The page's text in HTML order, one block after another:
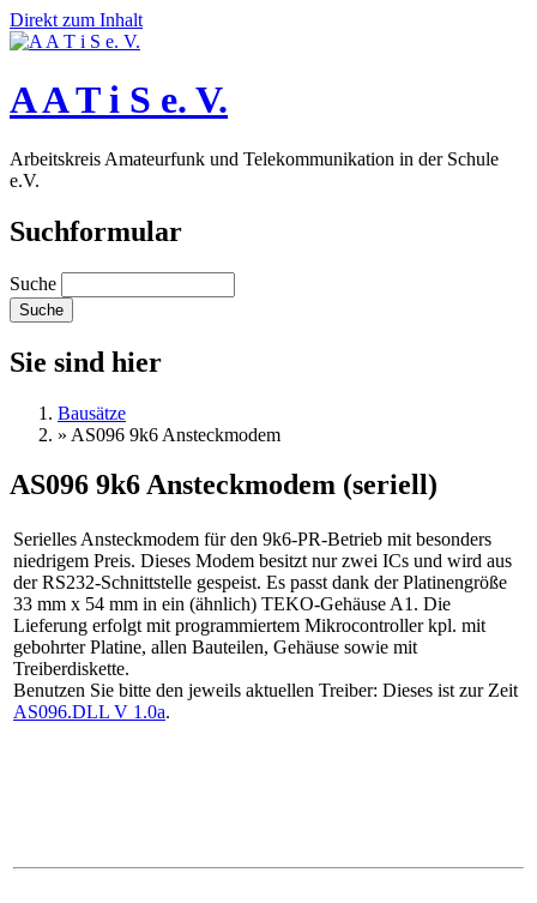
Direkt zum Inhalt
A A T i S e. V.
Arbeitskreis Amateurfunk und Telekommunikation in der Schule
e.V.
Suchformular
Suche
Sie sind hier
Bausätze
» AS096 9k6 Ansteckmodem
AS096 9k6 Ansteckmodem (seriell)
Serielles Ansteckmodem für den 9k6-PR-Betrieb mit besonders
niedrigem Preis. Dieses Modem besitzt nur zwei ICs und wird aus
der RS232-Schnittstelle gespeist. Es passt dank der Platinengröße
33 mm x 54 mm in ein (ähnlich) TEKO-Gehäuse A1. Die
Lieferung erfolgt mit programmiertem Mikrocontroller kpl. mit
gebohrter Platine, allen Bauteilen, Gehäuse sowie mit
Treiberdiskette.
Benutzen Sie bitte den jeweils aktuellen Treiber: Dieses ist zur Zeit
AS096.DLL V 1.0a.